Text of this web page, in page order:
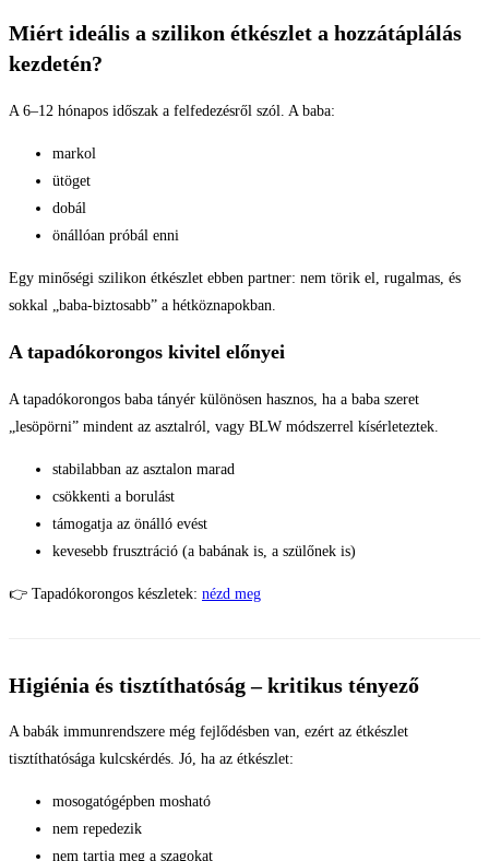
Miért ideális a szilikon étkészlet a hozzátáplálás
kezdetén?
A 6–12 hónapos időszak a felfedezésről szól. A baba:
markol
ütöget
dobál
önállóan próbál enni
Egy minőségi szilikon étkészlet ebben partner: nem törik el, rugalmas, és
sokkal „baba-biztosabb” a hétköznapokban.
A tapadókorongos kivitel előnyei
A tapadókorongos baba tányér különösen hasznos, ha a baba szeret
„lesöpörni” mindent az asztalról, vagy BLW módszerrel kísérleteztek.
stabilabban az asztalon marad
csökkenti a borulást
támogatja az önálló evést
kevesebb frusztráció (a babának is, a szülőnek is)
👉 Tapadókorongos készletek: nézd meg
Higiénia és tisztíthatóság – kritikus tényező
A babák immunrendszere még fejlődésben van, ezért az étkészlet
tisztíthatósága kulcskérdés. Jó, ha az étkészlet:
mosogatógépben mosható
nem repedezik
nem tartja meg a szagokat